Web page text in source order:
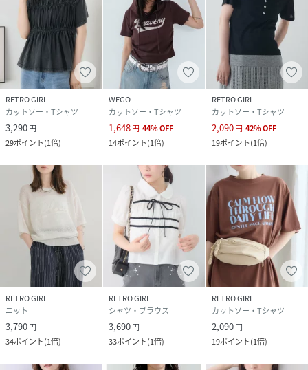
RETRO GIRL
カットソー・Tシャツ
3,290円
29ポイント(1倍)
WEGO
カットソー・Tシャツ
1,648円 44%OFF
14ポイント(1倍)
RETRO GIRL
カットソー・Tシャツ
2,090円 42%OFF
19ポイント(1倍)
RETRO GIRL
ニット
3,790円
34ポイント(1倍)
RETRO GIRL
シャツ・ブラウス
3,690円
33ポイント(1倍)
RETRO GIRL
カットソー・Tシャツ
2,090円
19ポイント(1倍)